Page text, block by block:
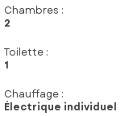
Chambres :
2
Toilette :
1
Chauffage :
Électrique individuel